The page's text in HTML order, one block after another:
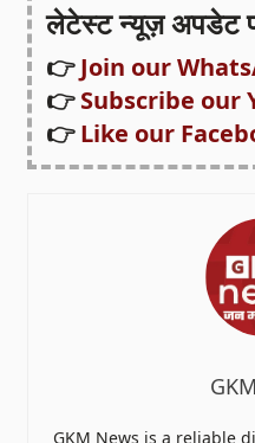
लेटेस्ट न्यूज़ अपडेट
👉Join our
👉Subscribe our
👉Like our
GKM News is a reliable